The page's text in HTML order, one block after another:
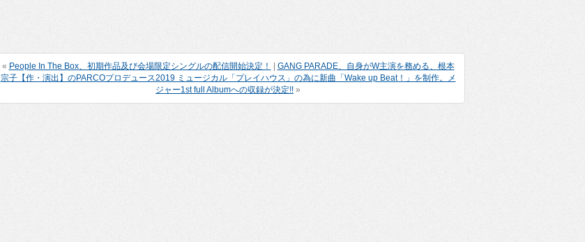
« People In The Box、初期作品及び会場限定シングルの配信開始決定！
GANG PARADE、自身がW主演を務める、根本
宗子【作・演出】のPARCOプロデュース2019 ミュージカル「プレイハウス」の為に新曲「Wake up Beat！」を制作。メ
ジャー1st full Albumへの収録が決定!! »